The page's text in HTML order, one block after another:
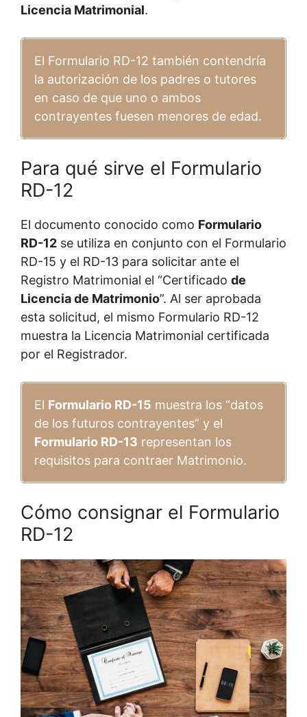
Licencia Matrimonial.
El Formulario RD-12 también contendría
la autorización de los padres o tutores
en caso de que uno o ambos
contrayentes fuesen menores de edad.
Para qué sirve el Formulario
RD-12
El documento conocido como Formulario
RD-12 se utiliza en conjunto con el Formulario
RD-15 y el RD-13 para solicitar ante el
Registro Matrimonial el “Certificado de
Licencia de Matrimonio”. Al ser aprobada
esta solicitud, el mismo Formulario RD-12
muestra la Licencia Matrimonial certificada
por el Registrador.
El Formulario RD-15 muestra los “datos
de los futuros contrayentes” y el
Formulario RD-13 representan los
requisitos para contraer Matrimonio.
Cómo consignar el Formulario
RD-12